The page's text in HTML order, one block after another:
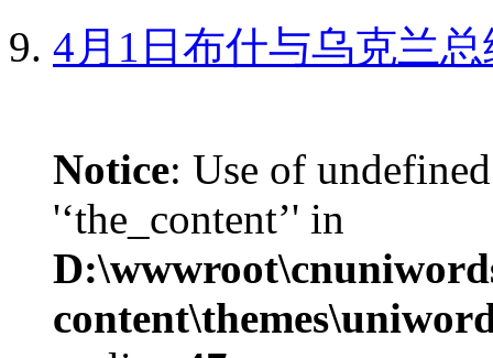
4月1日布什与乌克兰
Notice: Use of
'‘the_content’' in